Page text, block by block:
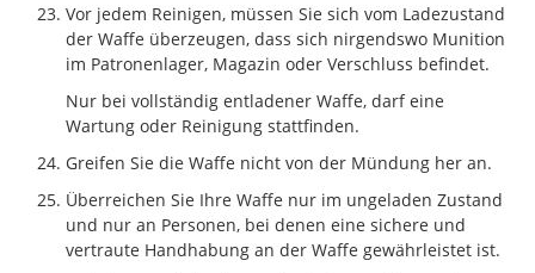
Vor jedem Reinigen, müssen Sie sich vom Ladezustand
der Waffe überzeugen, dass sich nirgendswo Munition
im Patronenlager, Magazin oder Verschluss befindet.
Nur bei vollständig entladener Waffe, darf eine
Wartung oder Reinigung stattfinden.
Greifen Sie die Waffe nicht von der Mündung her an.
Überreichen Sie Ihre Waffe nur im ungeladen Zustand
und nur an Personen, bei denen eine sichere und
vertraute Handhabung an der Waffe gewährleistet ist.